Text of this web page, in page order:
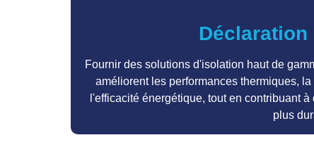
Fournir des solutions d'isolation haut de
améliorent les performances thermiques,
l'efficacité énergétique, tout en contribuant
plus